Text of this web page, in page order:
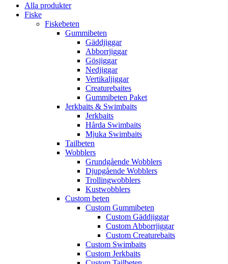
Alla produkter
Fiske
Fiskebeten
Gummibeten
Gäddjiggar
Abborrjiggar
Gösjiggar
Nedjiggar
Vertikaljiggar
Creaturebaites
Gummibeten Paket
Jerkbaits & Swimbaits
Jerkbaits
Hårda Swimbaits
Mjuka Swimbaits
Tailbeten
Wobblers
Grundgående Wobblers
Djupgående Wobblers
Trollingwobblers
Kustwobblers
Custom beten
Custom Gummibeten
Custom Gäddjiggar
Custom Abborrjiggar
Custom Creaturebaits
Custom Swimbaits
Custom Jerkbaits